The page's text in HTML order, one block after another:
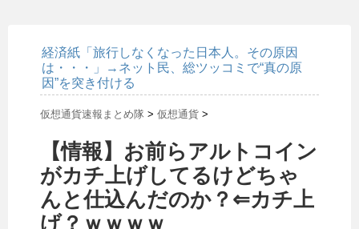
経済紙「旅行しなくなった日本人。その原因
は・・・」→ネット民、総ツッコミで“真の原
因”を突き付ける
仮想通貨速報まとめ隊 > 仮想通貨 >
【情報】お前らアルトコイン
がカチ上げしてるけどちゃ
んと仕込んだのか？⇐カチ上
げ？ｗｗｗｗ